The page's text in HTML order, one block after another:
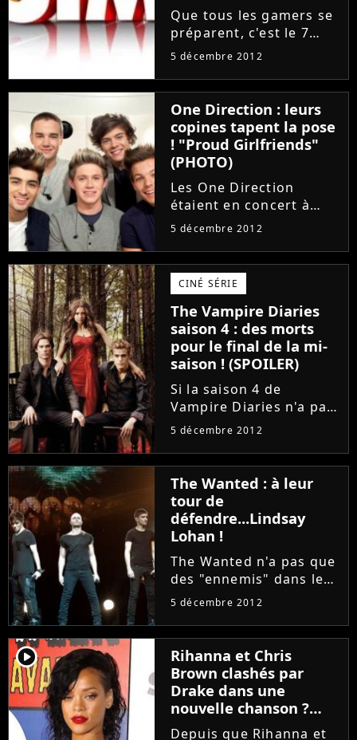
Que tous les gamers se
préparent, c'est le 7
mars 2013 que SimCity
retour, 8 ans après son
dernier opus. Et d'après
la nouvelle vidéo
officielle d'Electronic...
5 décembre 2012
One Direction : leurs
copines tapent la pose
! "Proud Girlfriends"
(PHOTO)
Les One Direction
étaient en concert à
New York, lundi 3
l'occasion, les beaux
gosses ont rempli la
salle du Madison
Square Garden et ont
chanté devant leurs
fans mais...
5 décembre 2012
CINÉ SÉRIE
The Vampire Diaries
saison 4 : des morts
pour le final de la mi-
saison ! (SPOILER)
Si la saison 4 de
Vampire Diaries n'a pas
(encore) fait trop de
personnages
principaux, cela
pourrait très
rapidement changer.
Alors que la CW
diffusera ce jeudi...
5 décembre 2012
The Wanted : à leur
tour de
défendre...Lindsay
Lohan !
The Wanted n'a pas que
des "ennemis" dans le
showbiz. S'ils ne
One Direction dans
leurs coeurs ni même
Britney Spears ou
encore Christina
Aguilera, les beaux
gosses...
5 décembre 2012
player2
Rihanna et Chris
Brown clashés par
Drake dans une
nouvelle chanson ?
(AUDIO)
Depuis que Rihanna et